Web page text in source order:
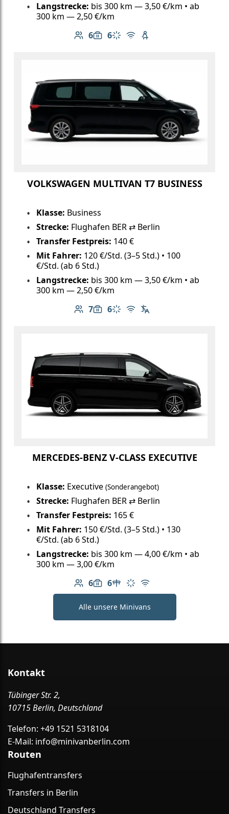
Langstrecke: bis 300 km — 3,50 €/km • ab
300 km — 2,50 €/km
6
Anzahl der Passagiere: 6
6
Gepäckkapazität: 6
Klimaanlage
Kostenloses WLAN
Kindersitz verfügbar
VOLKSWAGEN MULTIVAN T7 BUSINESS
Klasse: Business
Strecke: Flughafen BER ⇄ Berlin
Transfer Festpreis: 140 €
Mit Fahrer: 120 €/Std. (3–5 Std.) • 100
€/Std. (ab 6 Std.)
Langstrecke: bis 300 km — 3,50 €/km • ab
300 km — 2,50 €/km
7
Anzahl der Passagiere: 7
6
Gepäckkapazität: 6
Klimaanlage
Kostenloses WLAN
Fahrersprachen
MERCEDES-BENZ V-CLASS EXECUTIVE
Klasse: Executive(Sonderangebot)
Strecke: Flughafen BER ⇄ Berlin
Transfer Festpreis: 165 €
Mit Fahrer: 150 €/Std. (3–5 Std.) • 130
€/Std. (ab 6 Std.)
Langstrecke: bis 300 km — 4,00 €/km • ab
300 km — 3,00 €/km
6
Anzahl der Passagiere: 6
6
Gepäckkapazität: 6
Tisch im Fahrzeug
Klimaanlage
Kostenloses WLAN
Alle unsere Minivans
Kontakt
Tübinger Str. 2,
10715 Berlin, Deutschland
Telefon: +49 1521 5318104
E-Mail: info@minivanberlin.com
Routen
Flughafentransfers
Transfers in Berlin
Deutschland Transfers